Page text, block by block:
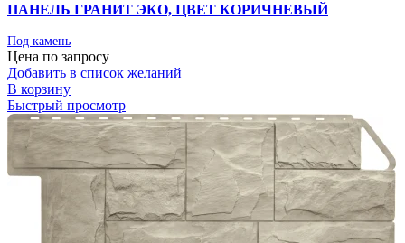
ПАНЕЛЬ ГРАНИТ ЭКО, ЦВЕТ КОРИЧНЕВЫЙ
Под камень
Цена по запросу
Добавить в список желаний
В корзину
Быстрый просмотр